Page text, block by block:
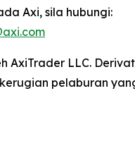
Axi, sila hubungi:
AxiTrader LLC.
pelaburan